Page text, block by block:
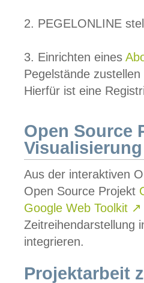
2. PEGELONLINE
3. Einrichten eines
Pegelstände
Hierfür ist eine
Open Source
Visualisierung
Aus der interaktiven
Open Source Projekt
Google Web Toolkit ↗
Zeitreihendarstellung
integrieren.
Projektarbeit